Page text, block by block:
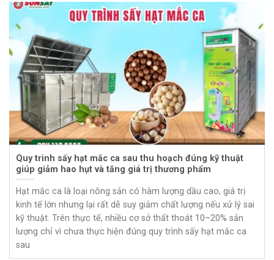
Quy trình sấy hạt mắc ca sau thu hoạch đúng kỹ thuật
giúp giảm hao hụt và tăng giá trị thương phẩm
Hạt mắc ca là loại nông sản có hàm lượng dầu cao, giá trị
kinh tế lớn nhưng lại rất dễ suy giảm chất lượng nếu xử lý sai
kỹ thuật. Trên thực tế, nhiều cơ sở thất thoát 10–20% sản
lượng chỉ vì chưa thực hiện đúng quy trình sấy hạt mắc ca
sau